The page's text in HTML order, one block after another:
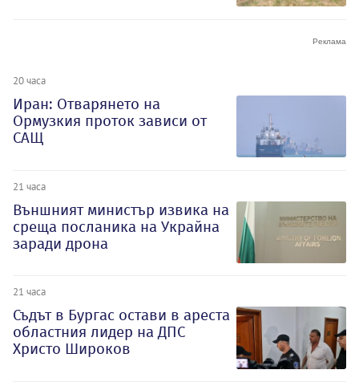
20 часа
Иран: Отварянето на
Ормузкия проток зависи от
САЩ
21 часа
Външният министър извика на
среща посланика на Украйна
заради дрона
21 часа
Съдът в Бургас остави в ареста
областния лидер на ДПС
Христо Широков